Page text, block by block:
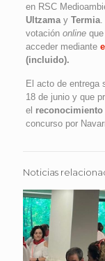
en RSC
Ultzamay Termia.
votación onlineque
acceder mediante
(incluido).
El acto de entrega
18 de junio y que
el reconocimiento
concurso por
Noticias